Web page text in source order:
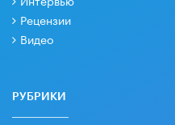
Рецензии
Видео
РУБРИКИ